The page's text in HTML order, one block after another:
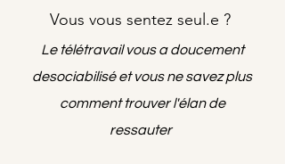
Vous vous sentez seul.e ?
Le télétravail vous a doucement
desociabilisé et vous ne savez plus
comment trouver l'élan de
ressauter